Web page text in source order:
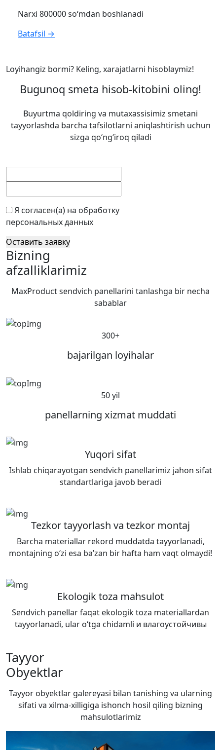
Narxi 800000 so‘mdan boshlanadi
Batafsil →
Loyihangiz bormi? Keling, xarajatlarni hisoblaymiz!
Bugunoq smeta hisob-kitobini oling!
Buyurtma qoldiring va mutaxassisimiz smetani
tayyorlashda barcha tafsilotlarni aniqlashtirish uchun
sizga qo‘ng‘iroq qiladi
Я согласен(а) на обработку
персональных данных
Оставить заявку
Bizning
afzalliklarimiz
MaxProduct sendvich panellarini tanlashga bir necha
sabablar
300+
bajarilgan loyihalar
50 yil
panellarning xizmat muddati
Yuqori sifat
Ishlab chiqarayotgan sendvich panellarimiz jahon sifat
standartlariga javob beradi
Tezkor tayyorlash va tezkor montaj
Barcha materiallar rekord muddatda tayyorlanadi,
montajning o‘zi esa ba’zan bir hafta ham vaqt olmaydi!
Ekologik toza mahsulot
Sendvich panellar faqat ekologik toza materiallardan
tayyorlanadi, ular o‘tga chidamli и влагоустойчивы
Tayyor
Obyektlar
Tayyor obyektlar galereyasi bilan tanishing va ularning
sifati va xilma-xilligiga ishonch hosil qiling bizning
mahsulotlarimiz